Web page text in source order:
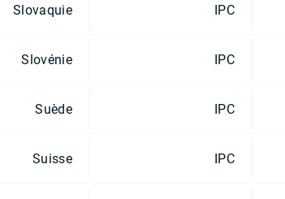
Slovaquie IPC
Slovénie IPC
Suède IPC
Suisse IPC